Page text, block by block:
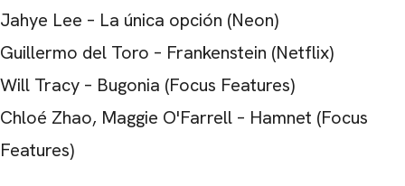
Jahye Lee – La única opción (Neon)
Guillermo del Toro – Frankenstein (Netflix)
Will Tracy – Bugonia (Focus Features)
Chloé Zhao, Maggie O'Farrell – Hamnet (Focus
Features)